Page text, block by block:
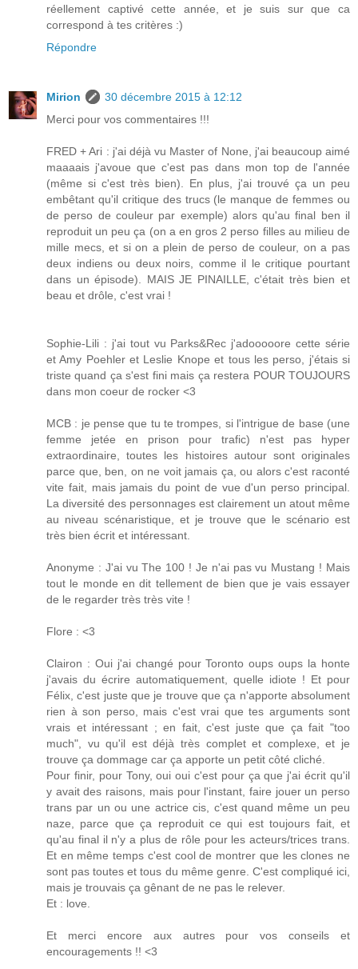
réellement captivé cette année, et je suis sur que ca
correspond à tes critères :)
Répondre
Mirion
30 décembre 2015 à 12:12
Merci pour vos commentaires !!!
FRED + Ari : j'ai déjà vu Master of None, j'ai beaucoup aimé
maaaais j'avoue que c'est pas dans mon top de l'année
(même si c'est très bien). En plus, j'ai trouvé ça un peu
embêtant qu'il critique des trucs (le manque de femmes ou
de perso de couleur par exemple) alors qu'au final ben il
reproduit un peu ça (on a en gros 2 perso filles au milieu de
mille mecs, et si on a plein de perso de couleur, on a pas
deux indiens ou deux noirs, comme il le critique pourtant
dans un épisode). MAIS JE PINAILLE, c'était très bien et
beau et drôle, c'est vrai !
Sophie-Lili : j'ai tout vu Parks&Rec j'adooooore cette série
et Amy Poehler et Leslie Knope et tous les perso, j'étais si
triste quand ça s'est fini mais ça restera POUR TOUJOURS
dans mon coeur de rocker <3
MCB : je pense que tu te trompes, si l'intrigue de base (une
femme jetée en prison pour trafic) n'est pas hyper
extraordinaire, toutes les histoires autour sont originales
parce que, ben, on ne voit jamais ça, ou alors c'est raconté
vite fait, mais jamais du point de vue d'un perso principal.
La diversité des personnages est clairement un atout même
au niveau scénaristique, et je trouve que le scénario est
très bien écrit et intéressant.
Anonyme : J'ai vu The 100 ! Je n'ai pas vu Mustang ! Mais
tout le monde en dit tellement de bien que je vais essayer
de le regarder très très vite !
Flore : <3
Clairon : Oui j'ai changé pour Toronto oups oups la honte
j'avais du écrire automatiquement, quelle idiote ! Et pour
Félix, c'est juste que je trouve que ça n'apporte absolument
rien à son perso, mais c'est vrai que tes arguments sont
vrais et intéressant ; en fait, c'est juste que ça fait "too
much", vu qu'il est déjà très complet et complexe, et je
trouve ça dommage car ça apporte un petit côté cliché.
Pour finir, pour Tony, oui oui c'est pour ça que j'ai écrit qu'il
y avait des raisons, mais pour l'instant, faire jouer un perso
trans par un ou une actrice cis, c'est quand même un peu
naze, parce que ça reproduit ce qui est toujours fait, et
qu'au final il n'y a plus de rôle pour les acteurs/trices trans.
Et en même temps c'est cool de montrer que les clones ne
sont pas toutes et tous du même genre. C'est compliqué ici,
mais je trouvais ça gênant de ne pas le relever.
Et : love.
Et merci encore aux autres pour vos conseils et
encouragements !! <3